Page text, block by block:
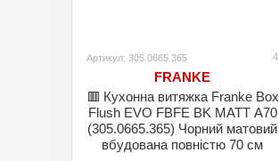
Артикул: 305.0665.365 4
FRANKE
🟥 Кухонна витяжка Franke Box
Flush EVO FBFE BK MATT A70
(305.0665.365) Чорний матовий
вбудована повністю 70 см